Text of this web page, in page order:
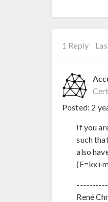
1 Reply
Posted: 2
If you
such
also
René